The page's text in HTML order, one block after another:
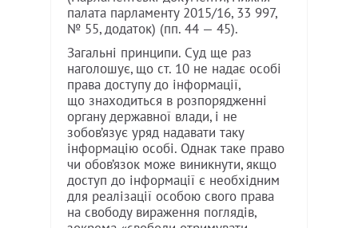
палата парламенту 2015/16, 33 997,
№ 55, додаток) (пп. 44 — 45).
Загальні принципи. Суд ще раз
наголошує, що ст. 10 не надає особі
права доступу до інформації,
що знаходиться в розпорядженні
органу державної влади, і не
зобов’язує уряд надавати таку
інформацію особі. Однак таке право
чи обов’язок може виникнути, якщо
доступ до інформації є необхідним
для реалізації особою свого права
на свободу вираження поглядів,